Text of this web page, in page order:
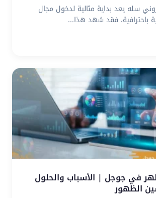
سله يعد بداية مثالية لدخول مجال
باحترافية، فقد شهد هذا...
في جوجل | الأسباب والحلول
الظهور